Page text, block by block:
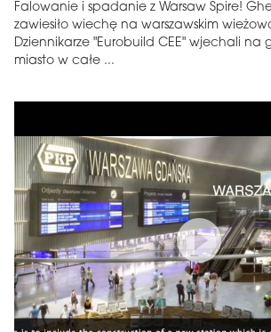
Falowanie i spadanie z Warsaw Spire!
zawiesiło wiechę na warszawskim
Dziennikarze "Eurobuild CEE" wjechali na
miasto w całe ...